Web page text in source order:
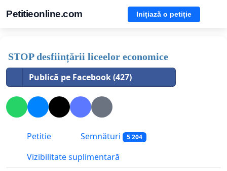
Petitieonline.com Inițiază o petiție
STOP desființării liceelor economice
Publică pe Facebook (427)
Petitie Semnături 5 204
Vizibilitate suplimentară